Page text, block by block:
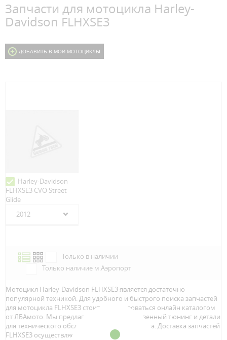
Запчасти для мотоцикла Harley-
Davidson FLHXSE3
ДОБАВИТЬ В МОИ МОТОЦИКЛЫ
Harley-Davidson
FLHXSE3 CVO Street
Glide
2012
Только в наличии
Только наличие м.Аэропорт
Мотоцикл Harley-Davidson FLHXSE3 является достаточно
популярной техникой. Для удобного и быстрого поиска запчастей
для мотоцикла FLHXSE3 стоит воспользоваться онлайн каталогом
от ЛБАмото. Мы предлагаем только качественный тюнинг и детали
для технического обслуживание вашего байка. Доставка запчастей
FLHXSE3 осуществляется по всей Росcии.